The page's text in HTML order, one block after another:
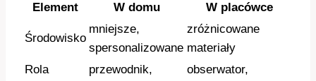
Element W domu W placówce
Środowisko
mniejsze,
spersonalizowane
zróżnicowane
materiały
Rola
przewodnik,
obserwator,